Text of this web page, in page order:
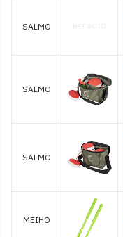
SALMO
SALMO
SALMO
MEIHO